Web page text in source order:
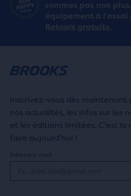
sommes pas non
équipement à
Retours gratuits.
Inscrivez-vous dès maintenant
nos actualités, les infos sur les
et les éditions limitées. C'est la
faire aujourd'hui !
Adresse e-mail